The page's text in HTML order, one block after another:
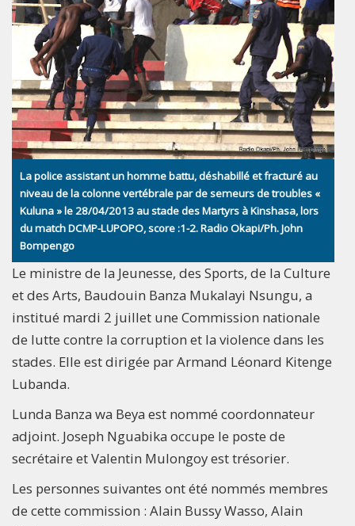
La police assistant un homme battu, déshabillé et fracturé au
niveau de la colonne vertébrale par de semeurs de troubles «
Kuluna » le 28/04/2013 au stade des Martyrs à Kinshasa, lors
du match DCMP-LUPOPO, score :1-2. Radio Okapi/Ph. John
Bompengo
Le ministre de la Jeunesse, des Sports, de la Culture
et des Arts, Baudouin Banza Mukalayi Nsungu, a
institué mardi 2 juillet une Commission nationale
de lutte contre la corruption et la violence dans les
stades. Elle est dirigée par Armand Léonard Kitenge
Lubanda.
Lunda Banza wa Beya est nommé coordonnateur
adjoint. Joseph Nguabika occupe le poste de
secrétaire et Valentin Mulongoy est trésorier.
Les personnes suivantes ont été nommés membres
de cette commission : Alain Bussy Wasso, Alain